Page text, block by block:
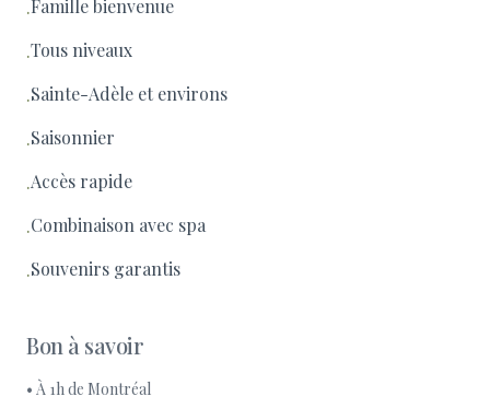
·Famille bienvenue
·Tous niveaux
·Sainte-Adèle et environs
·Saisonnier
·Accès rapide
·Combinaison avec spa
·Souvenirs garantis
Bon à savoir
• À 1h de Montréal